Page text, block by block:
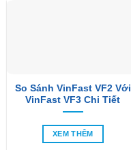
So Sánh VinFast VF2 Với
VinFast VF3 Chi Tiết
XEM THÊM